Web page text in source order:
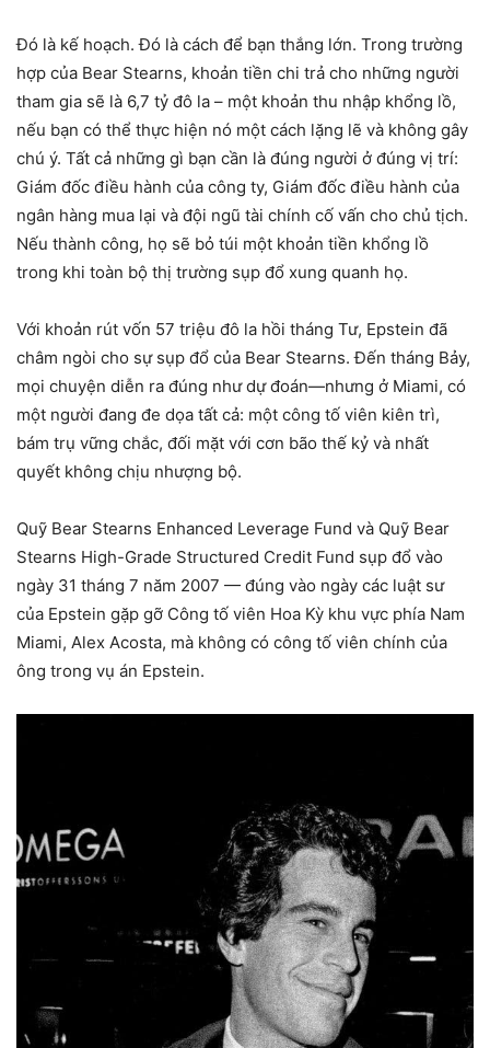
Đó là kế hoạch. Đó là cách để bạn thắng lớn. Trong trường
hợp của Bear Stearns, khoản tiền chi trả cho những người
tham gia sẽ là 6,7 tỷ đô la – một khoản thu nhập khổng lồ,
nếu bạn có thể thực hiện nó một cách lặng lẽ và không gây
chú ý. Tất cả những gì bạn cần là đúng người ở đúng vị trí:
Giám đốc điều hành của công ty, Giám đốc điều hành của
ngân hàng mua lại và đội ngũ tài chính cố vấn cho chủ tịch.
Nếu thành công, họ sẽ bỏ túi một khoản tiền khổng lồ
trong khi toàn bộ thị trường sụp đổ xung quanh họ.
Với khoản rút vốn 57 triệu đô la hồi tháng Tư, Epstein đã
châm ngòi cho sự sụp đổ của Bear Stearns. Đến tháng Bảy,
mọi chuyện diễn ra đúng như dự đoán—nhưng ở Miami, có
một người đang đe dọa tất cả: một công tố viên kiên trì,
bám trụ vững chắc, đối mặt với cơn bão thế kỷ và nhất
quyết không chịu nhượng bộ.
Quỹ Bear Stearns Enhanced Leverage Fund và Quỹ Bear
Stearns High-Grade Structured Credit Fund sụp đổ vào
ngày 31 tháng 7 năm 2007 — đúng vào ngày các luật sư
của Epstein gặp gỡ Công tố viên Hoa Kỳ khu vực phía Nam
Miami, Alex Acosta, mà không có công tố viên chính của
ông trong vụ án Epstein.